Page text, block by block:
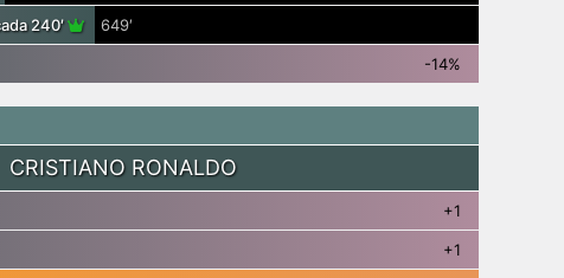
240′ 649′
-14%
CRISTIANO RONALDO
+1
+1